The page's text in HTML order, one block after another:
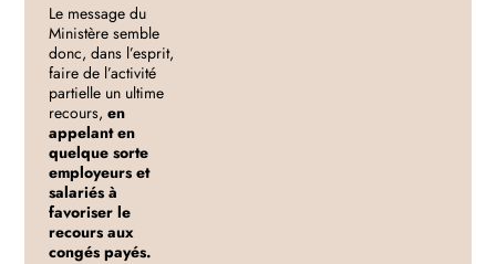
Le message du
Ministère semble
donc, dans l’esprit,
faire de l’activité
partielle un ultime
recours,en
appelant en
quelque sorte
employeurs et
salariés à
favoriser le
recours aux
congés payés.